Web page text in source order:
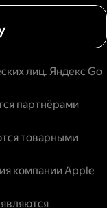
лиц. Яндекс Go
партнёрами
товарными
компании Apple